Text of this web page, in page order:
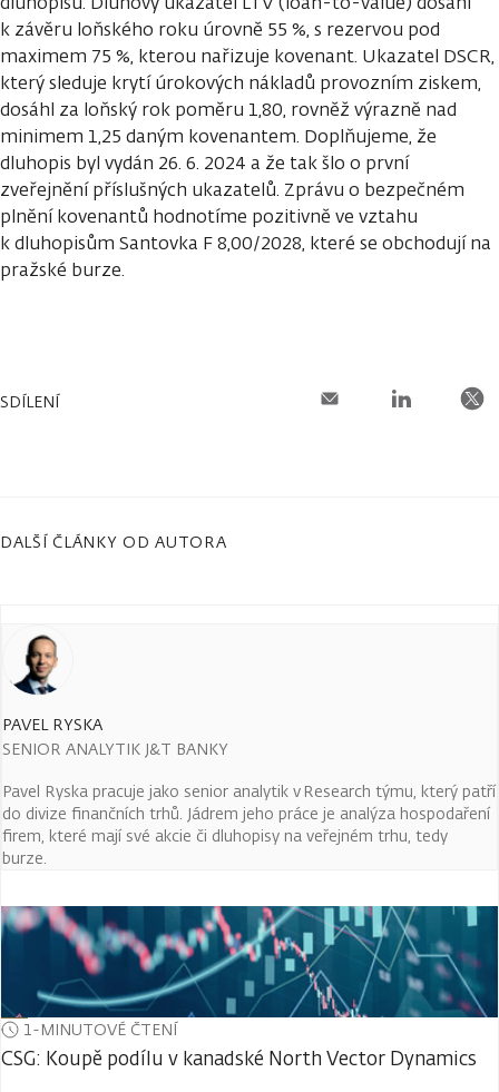
k závěru loňského roku úrovně 55 %, s rezervou pod
maximem 75 %, kterou nařizuje kovenant. Ukazatel DSCR,
který sleduje krytí úrokových nákladů provozním ziskem,
dosáhl za loňský rok poměru 1,80, rovněž výrazně nad
minimem 1,25 daným kovenantem. Doplňujeme, že
dluhopis byl vydán 26. 6. 2024 a že tak šlo o první
zveřejnění příslušných ukazatelů. Zprávu o bezpečném
plnění kovenantů hodnotíme pozitivně ve vztahu
k dluhopisům Santovka F 8,00/2028, které se obchodují na
pražské burze.
SDÍLENÍ
DALŠÍ ČLÁNKY OD AUTORA
PAVEL RYSKA
SENIOR ANALYTIK J&T BANKY
Pavel Ryska pracuje jako senior analytik v Research týmu, který patří
do divize finančních trhů. Jádrem jeho práce je analýza hospodaření
firem, které mají své akcie či dluhopisy na veřejném trhu, tedy
burze.
1-MINUTOVÉ ČTENÍ
CSG: Koupě podílu v kanadské North Vector Dynamics